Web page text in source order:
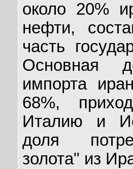
около 20%
нефти,
часть
Основная
импорта
68%,
Италию и
доля
золота" из